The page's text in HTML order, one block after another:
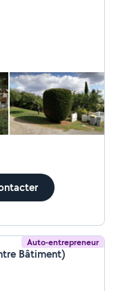
PRIX TRÈS
Auto-entrepreneur
Bâtiment)